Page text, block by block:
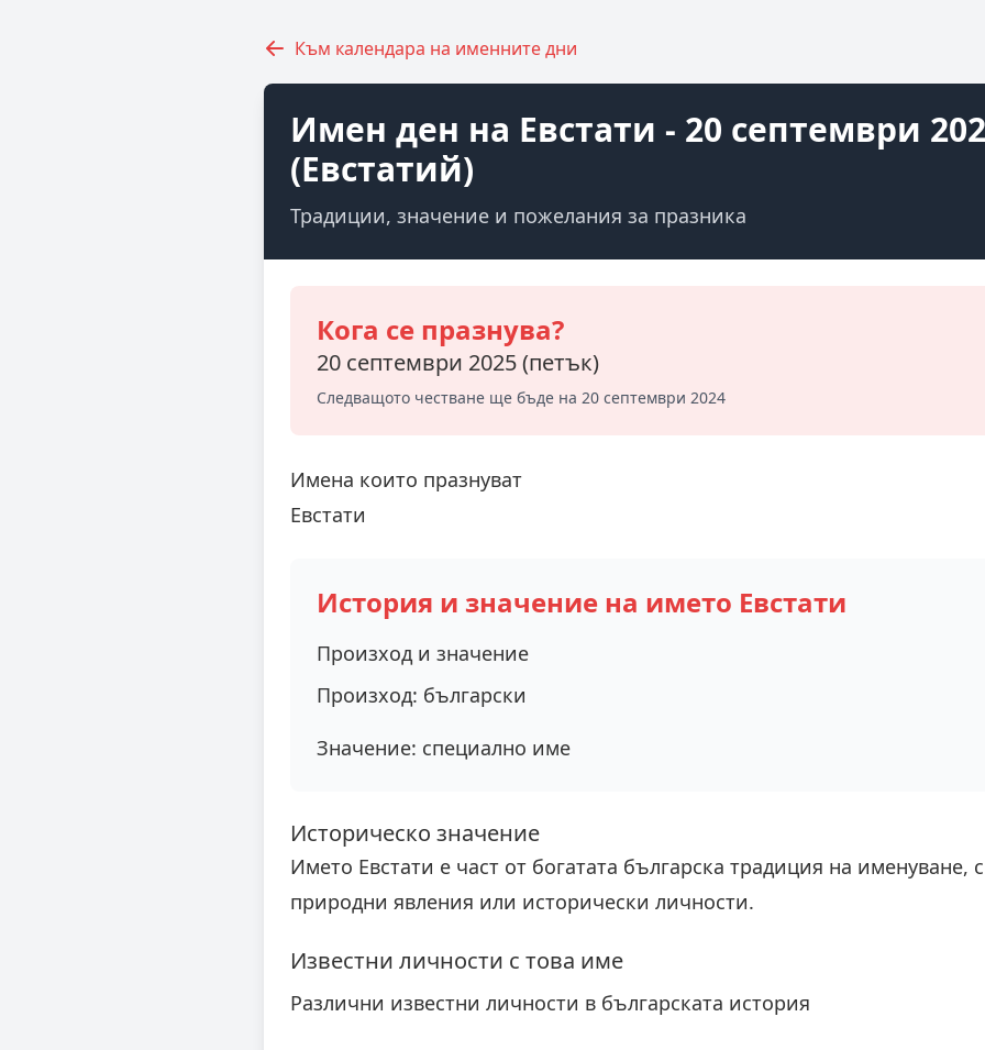
Към календара на именните дни
Имен ден на Евстати - 20 септември
(Евстатий)
Традиции, значение и пожелания за празника
Кога се празнува?
20 септември 2025 (петък)
Следващото честване ще бъде на 20 септември 2024
Имена които празнуват
Евстати
История и значение на името Евстати
Произход и значение
Произход: български
Значение: специално име
Историческо значение
Името Евстати е част от богатата българска традиция на именуване,
природни явления или исторически личности.
Известни личности с това име
Различни известни личности в българската история